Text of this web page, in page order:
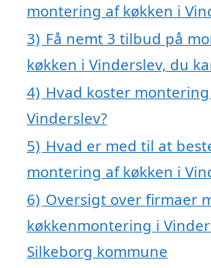
montering af køkken i
3) Få nemt 3 tilbud på
køkken i Vinderslev, du
4) Hvad koster
Vinderslev?
5) Hvad er med til at
montering af køkken i
6) Oversigt over firmaer
køkkenmontering i
Silkeborg kommune